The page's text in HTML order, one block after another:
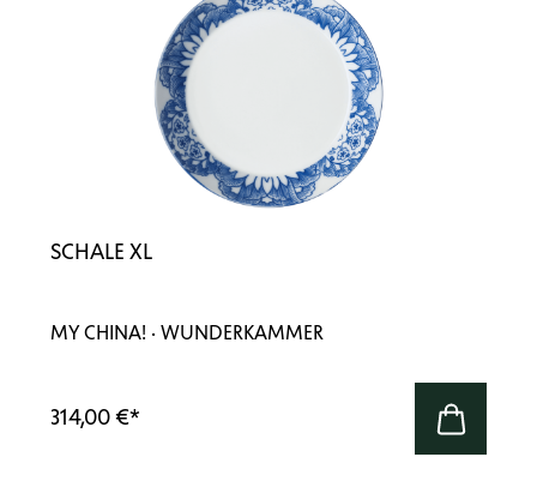
SCHALE XL
MY CHINA! · WUNDERKAMMER
314,00 €*